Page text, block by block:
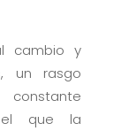
cambio y
un rasgo
el que la